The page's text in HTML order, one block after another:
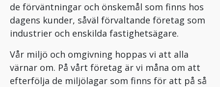
de förväntningar och önskemål som finns hos
dagens kunder, såväl förvaltande företag som
industrier och enskilda fastighetsägare.
Vår miljö och omgivning hoppas vi att alla
värnar om. På vårt företag är vi måna om att
efterfölja de miljölagar som finns för att på så